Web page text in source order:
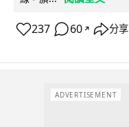
237 60 ↗ 分享
ADVERTISEMENT